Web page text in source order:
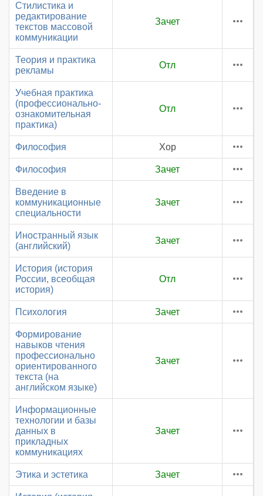
Стилистика и
редактирование
текстов массовой
коммуникации
Зачет
Теория и практика
рекламы
Отл
Учебная практика
(профессионально-
ознакомительная
практика)
Отл
Философия Хор
Философия Зачет
Введение в
коммуникационные
специальности
Зачет
Иностранный язык
(английский)
Зачет
История (история
России, всеобщая
история)
Отл
Психология Зачет
Формирование
навыков чтения
профессионально
ориентированного
текста (на
английском языке)
Зачет
Информационные
технологии и базы
данных в
прикладных
коммуникациях
Зачет
Этика и эстетика Зачет